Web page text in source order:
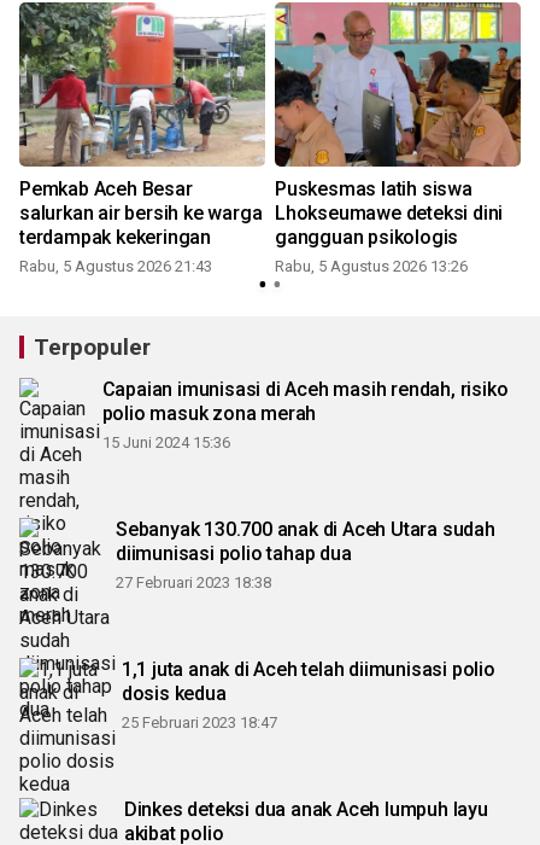
Pemkab Aceh Besar
salurkan air bersih ke warga
terdampak kekeringan
Rabu, 5 Agustus 2026 21:43
Puskesmas latih siswa
Lhokseumawe deteksi dini
gangguan psikologis
Rabu, 5 Agustus 2026 13:26
Terpopuler
Capaian imunisasi di Aceh masih rendah, risiko
polio masuk zona merah
15 Juni 2024 15:36
Sebanyak 130.700 anak di Aceh Utara sudah
diimunisasi polio tahap dua
27 Februari 2023 18:38
1,1 juta anak di Aceh telah diimunisasi polio
dosis kedua
25 Februari 2023 18:47
Dinkes deteksi dua anak Aceh lumpuh layu
akibat polio